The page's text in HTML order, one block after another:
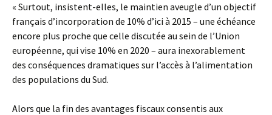
« Surtout, insistent-elles, le maintien aveugle d’un objectif
français d’incorporation de 10% d’ici à 2015 – une échéance
encore plus proche que celle discutée au sein de l’Union
européenne, qui vise 10% en 2020 – aura inexorablement
des conséquences dramatiques sur l’accès à l’alimentation
des populations du Sud.
Alors que la fin des avantages fiscaux consentis aux